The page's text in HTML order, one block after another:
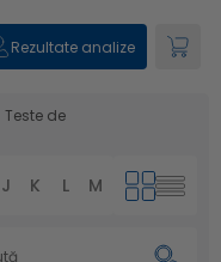
Rezultate analize
Teste de
J K L M N O P